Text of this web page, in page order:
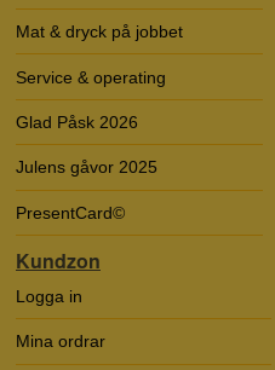
Mat & dryck på jobbet
Service & operating
Glad Påsk 2026
Julens gåvor 2025
PresentCard©
Kundzon
Logga in
Mina ordrar